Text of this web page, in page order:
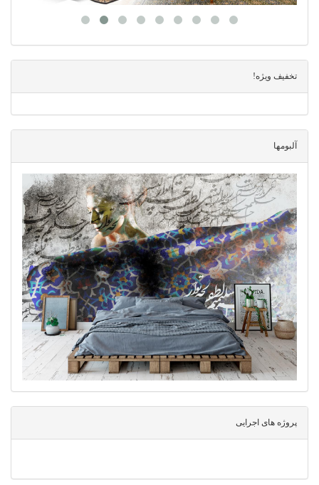
تخفیف ویژه!
آلبومها
پروژه های اجرایی